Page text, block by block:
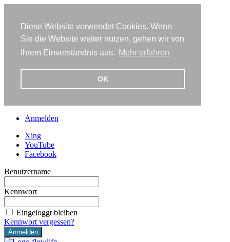
Diese Website verwendet Cookies. Wenn
Sie die Website weiter nutzen, gehen wir von
Ihrem Einverständnis aus. Mehr erfahren
OK
Anmelden
Xing
YouTube
Facebook
Benutzername
Kennwort
Eingeloggt bleiben
Kennwort vergessen?